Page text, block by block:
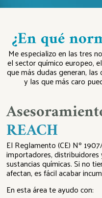
¿En qué
Me especializo en las tres
el sector químico europeo,
que más dudas generan,
y las que más caro
REACH
El Reglamento (CE) Nº
importadores,
sustancias químicas. Si no
afectan, es fácil acabar
En esta área te ayudo con: